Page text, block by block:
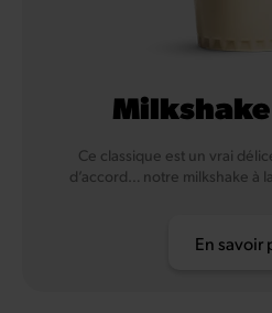
Ce classique est un vrai
d’accord… notre milkshake à
En savoir